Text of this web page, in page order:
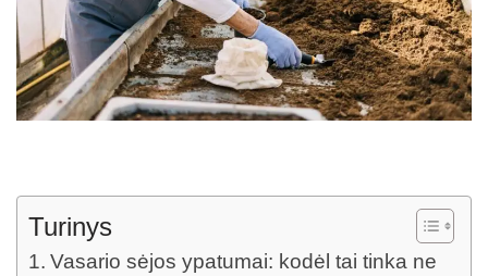
Turinys
Vasario sėjos ypatumai: kodėl tai tinka ne